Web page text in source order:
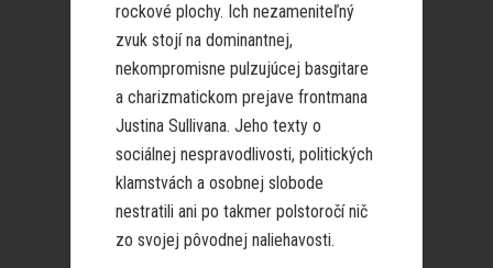
rockové plochy. Ich nezameniteľný
zvuk stojí na dominantnej,
nekompromisne pulzujúcej basgitare
a charizmatickom prejave frontmana
Justina Sullivana. Jeho texty o
sociálnej nespravodlivosti, politických
klamstvách a osobnej slobode
nestratili ani po takmer polstoročí nič
zo svojej pôvodnej naliehavosti.